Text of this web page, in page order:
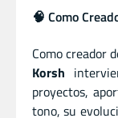
🧠 Como
Como creador
Korsh
proyectos,
tono, su